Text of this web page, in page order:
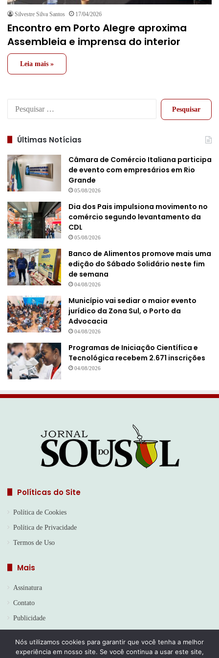
Silvestre Silva Santos 17/04/2026
Encontro em Porto Alegre aproxima
Assembleia e imprensa do interior
Leia mais »
Pesquisar
Últimas Notícias
Câmara de Comércio Italiana participa
de evento com empresários em Rio
Grande
05/08/2026
Dia dos Pais impulsiona movimento no
comércio segundo levantamento da
CDL
05/08/2026
Banco de Alimentos promove mais uma
edição do Sábado Solidário neste fim
de semana
04/08/2026
Município vai sediar o maior evento
jurídico da Zona Sul, o Porto da
Advocacia
04/08/2026
Programas de Iniciação Científica e
Tecnológica recebem 2.671 inscrições
04/08/2026
Políticas do Site
Política de Cookies
Política de Privacidade
Termos de Uso
Mais
Assinatura
Contato
Publicidade
Nós utilizamos cookies para garantir que você tenha a melhor
experiência em nosso site. Se você continua a usar este site,